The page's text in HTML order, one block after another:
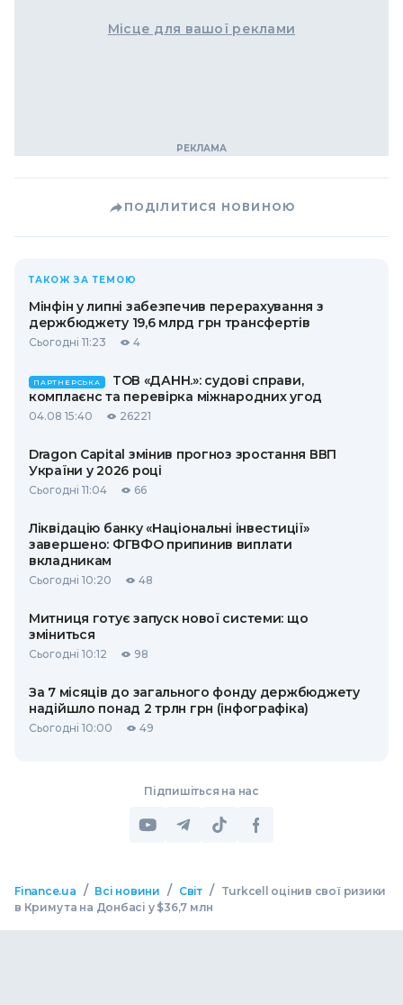
Місце для вашої реклами
ПОДІЛИТИСЯ НОВИНОЮ
ТАКОЖ ЗА ТЕМОЮ
Мінфін у липні забезпечив перерахування з
держбюджету 19,6 млрд грн трансфертів
Сьогодні 11:23 4
ПАРТНЕРСЬКА
ТОВ «ДАНН.»: судові справи,
комплаєнс та перевірка міжнародних угод
04.08 15:40 26221
Dragon Capital змінив прогноз зростання ВВП
України у 2026 році
Сьогодні 11:04 66
Ліквідацію банку «Національні інвестиції»
завершено: ФГВФО припинив виплати
вкладникам
Сьогодні 10:20 48
Митниця готує запуск нової системи: що
зміниться
Сьогодні 10:12 98
За 7 місяців до загального фонду держбюджету
надійшло понад 2 трлн грн (інфографіка)
Сьогодні 10:00 49
Підпишіться на нас
Finance.ua / Всі новини / Світ /
Turkcell оцінив свої ризики
в Криму та на Донбасі у $36,7 млн